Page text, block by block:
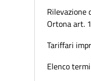
Rilevazione
Ortona art.
Tariffari
Elenco